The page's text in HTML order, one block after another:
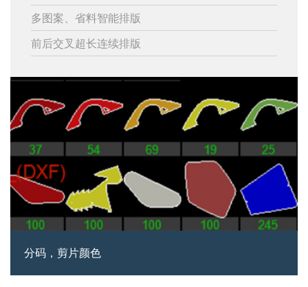
多图案、省料智能排版
前后交叉超长连续排版
分码，剪片颜色